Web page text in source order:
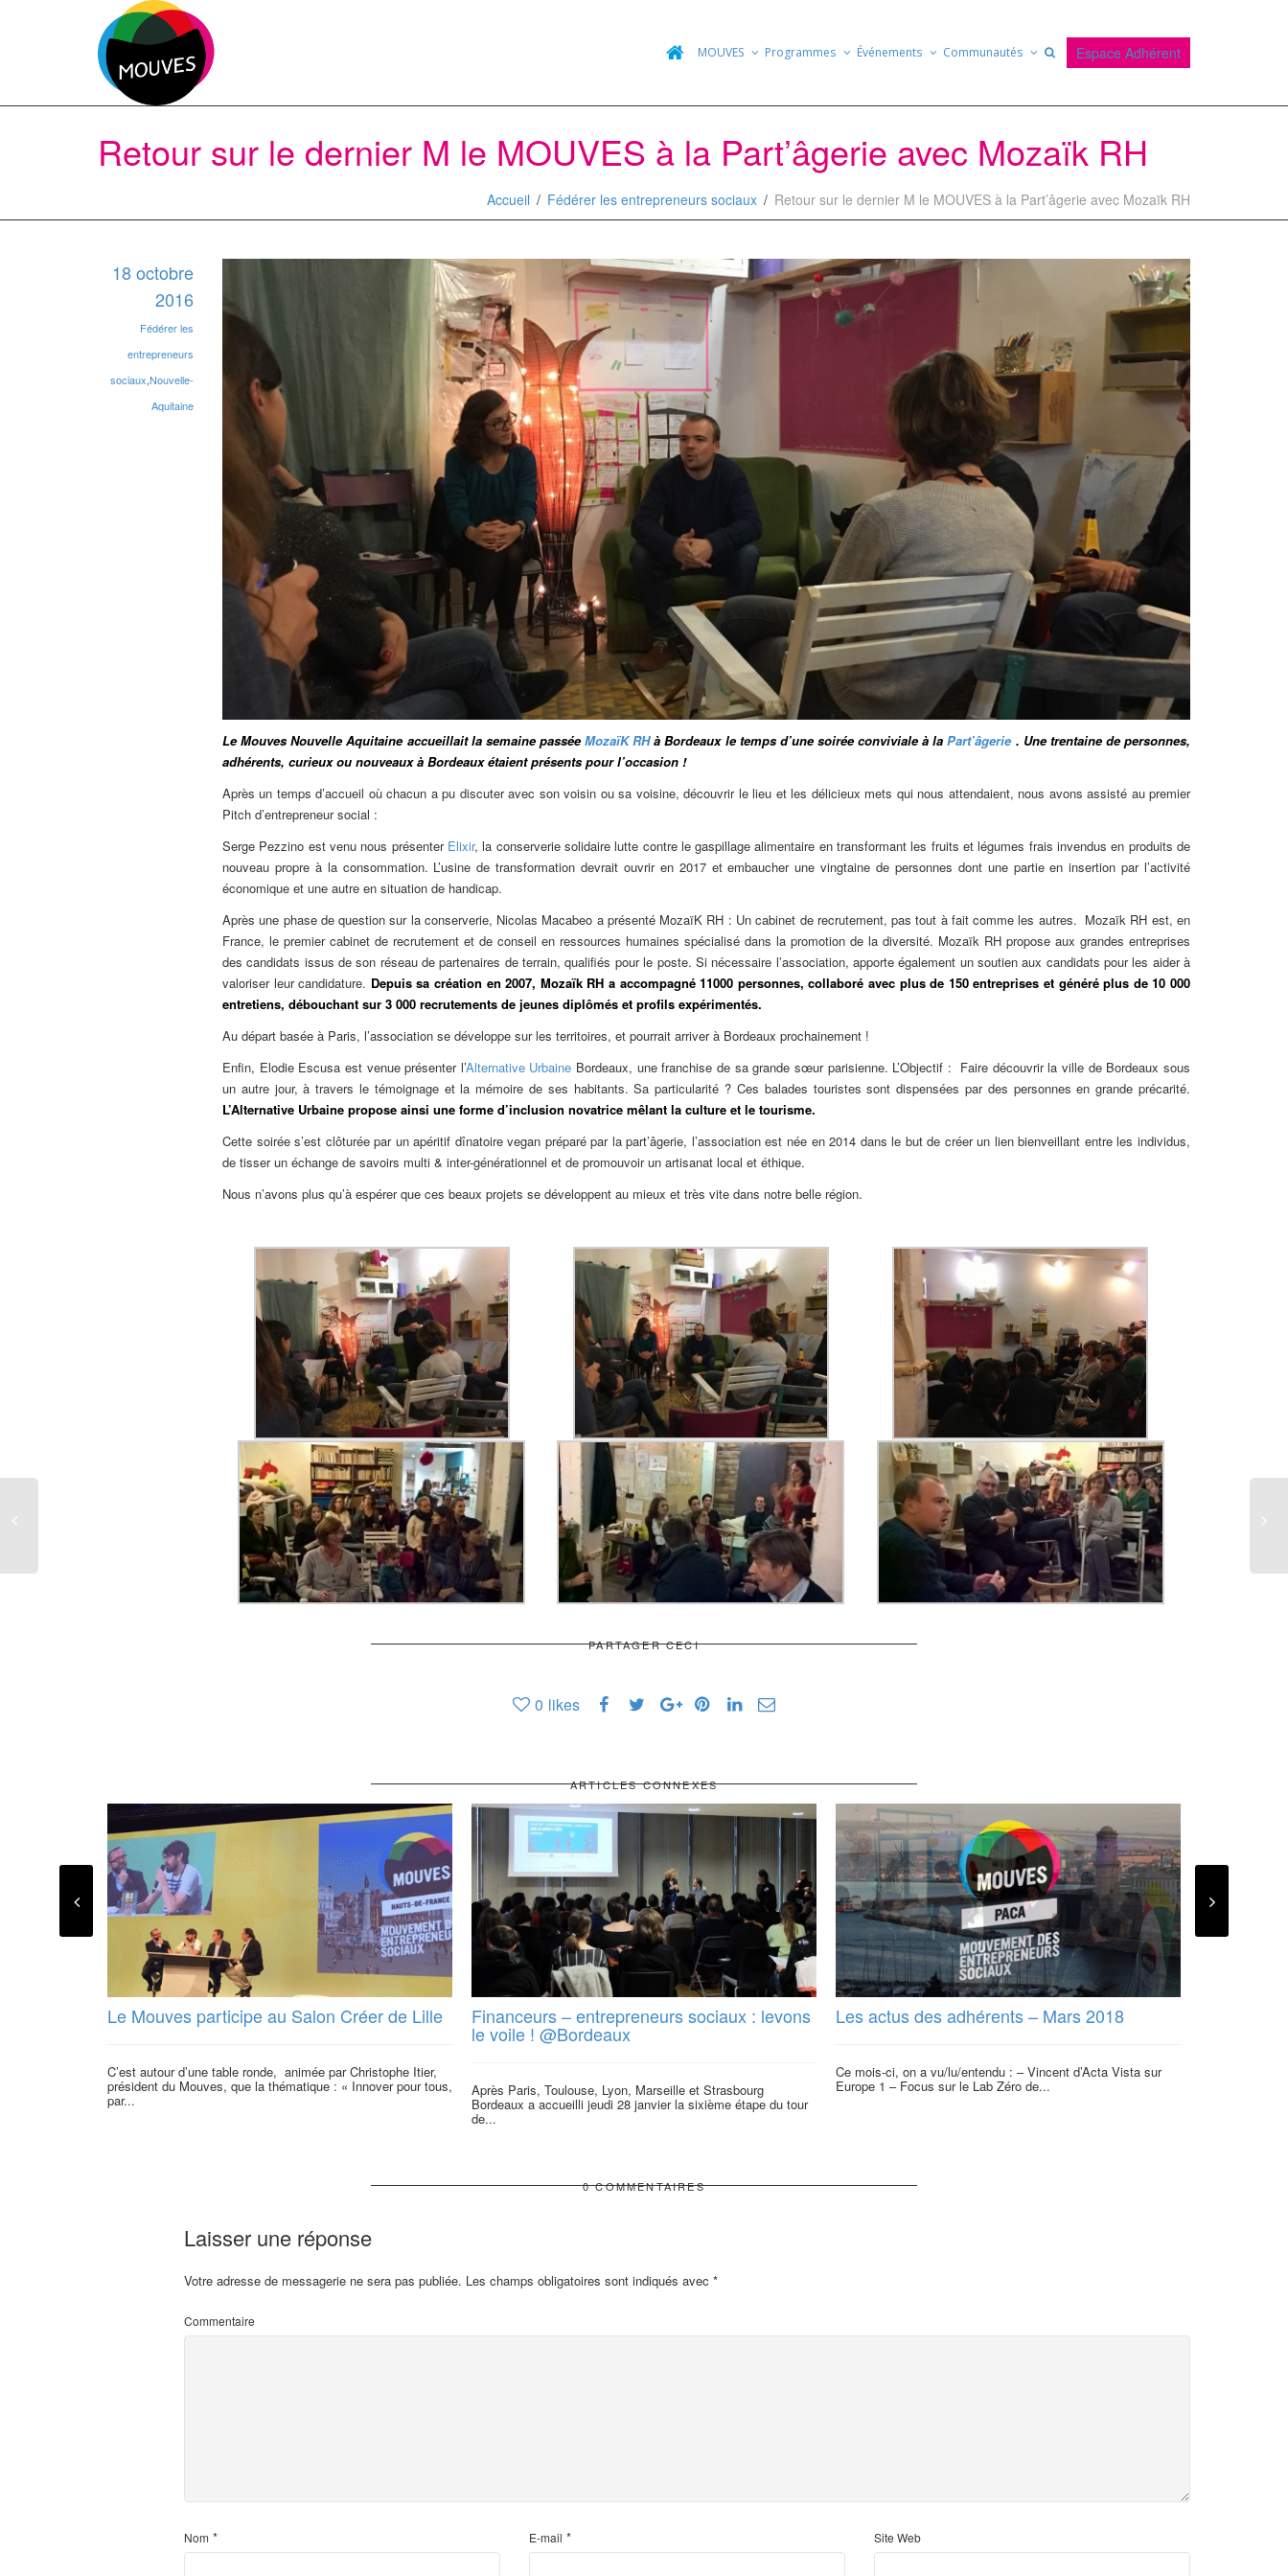
MOUVES Programmes Événements Communautés Espace Adhérent
Retour sur le dernier M le MOUVES à la Part’âgerie avec Mozaïk RH
Accueil Fédérer les entrepreneurs sociaux Retour sur le dernier M le MOUVES à la Part’âgerie avec Mozaïk RH
18 octobre
2016
Fédérer les
entrepreneurs
sociaux,Nouvelle-
Aquitaine
Le Mouves Nouvelle Aquitaine accueillait la semaine passéeMozaïK RHà Bordeaux le temps d’une soirée conviviale à laPart’âgerie . Une trentaine de personnes,
adhérents, curieux ou nouveaux à Bordeaux étaient présents pour l’occasion !
Après un temps d’accueil où chacun a pu discuter avec son voisin ou sa voisine, découvrir le lieu et les délicieux mets qui nous attendaient, nous avons assisté au premier
Pitch d’entrepreneur social :
Serge Pezzino est venu nous présenter Elixir, la conserverie solidaire lutte contre le gaspillage alimentaire en transformant les fruits et légumes frais invendus en produits de
nouveau propre à la consommation. L’usine de transformation devrait ouvrir en 2017 et embaucher une vingtaine de personnes dont une partie en insertion par l’activité
économique et une autre en situation de handicap.
Après une phase de question sur la conserverie, Nicolas Macabeo a présenté MozaïK RH : Un cabinet de recrutement, pas tout à fait comme les autres. Mozaïk RH est, en
France, le premier cabinet de recrutement et de conseil en ressources humaines spécialisé dans la promotion de la diversité. Mozaïk RH propose aux grandes entreprises
des candidats issus de son réseau de partenaires de terrain, qualifiés pour le poste. Si nécessaire l’association, apporte également un soutien aux candidats pour les aider à
valoriser leur candidature. Depuis sa création en 2007, Mozaïk RH a accompagné 11000 personnes, collaboré avec plus de 150 entreprises et généré plus de 10 000
entretiens, débouchant sur 3 000 recrutements de jeunes diplômés et profils expérimentés.
Au départ basée à Paris, l’association se développe sur les territoires, et pourrait arriver à Bordeaux prochainement !
Enfin, Elodie Escusa est venue présenter l’Alternative Urbaine Bordeaux, une franchise de sa grande sœur parisienne. L’Objectif : Faire découvrir la ville de Bordeaux sous
un autre jour, à travers le témoignage et la mémoire de ses habitants. Sa particularité ? Ces balades touristes sont dispensées par des personnes en grande précarité.
L’Alternative Urbaine propose ainsi une forme d’inclusion novatrice mêlant la culture et le tourisme.
Cette soirée s’est clôturée par un apéritif dînatoire vegan préparé par la part’âgerie, l’association est née en 2014 dans le but de créer un lien bienveillant entre les individus,
de tisser un échange de savoirs multi & inter-générationnel et de promouvoir un artisanat local et éthique.
Nous n’avons plus qu’à espérer que ces beaux projets se développent au mieux et très vite dans notre belle région.
PARTAGER CECI
0 likes
ARTICLES CONNEXES
Le Mouves participe au Salon Créer de Lille
C’est autour d’une table ronde, animée par Christophe Itier,
président du Mouves, que la thématique : « Innover pour tous,
par...
Financeurs – entrepreneurs sociaux : levons
le voile ! @Bordeaux
Après Paris, Toulouse, Lyon, Marseille et Strasbourg
Bordeaux a accueilli jeudi 28 janvier la sixième étape du tour
de...
Les actus des adhérents – Mars 2018
Ce mois-ci, on a vu/lu/entendu : – Vincent d’Acta Vista sur
Europe 1 – Focus sur le Lab Zéro de...
0 COMMENTAIRES
Laisser une réponse
Votre adresse de messagerie ne sera pas publiée. Les champs obligatoires sont indiqués avec *
Commentaire
Nom * E-mail * Site Web